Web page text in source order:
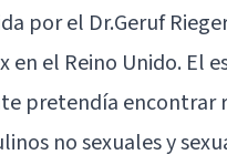
por el Dr.Geruf
en el Reino Unido.
pretendía encontrar
no sexuales y